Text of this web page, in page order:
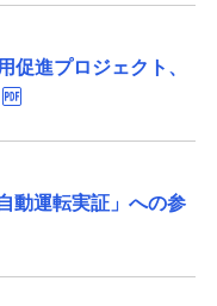
促進プロジェクト、
動運転実証」への参